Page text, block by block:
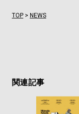
TOP> NEWS
関連記事